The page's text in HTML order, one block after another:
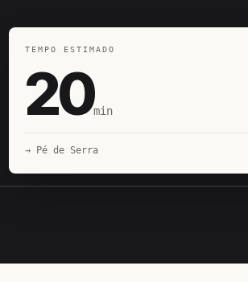
TEMPO ESTIMADO
20min
→ Pé de Serra